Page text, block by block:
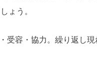
ょう。
受容・協力。繰り返し